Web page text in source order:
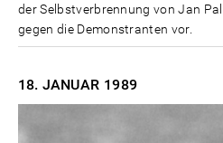
der Selbstverbrennung von Jan
gegen die Demonstranten vor.
18. JANUAR 1989